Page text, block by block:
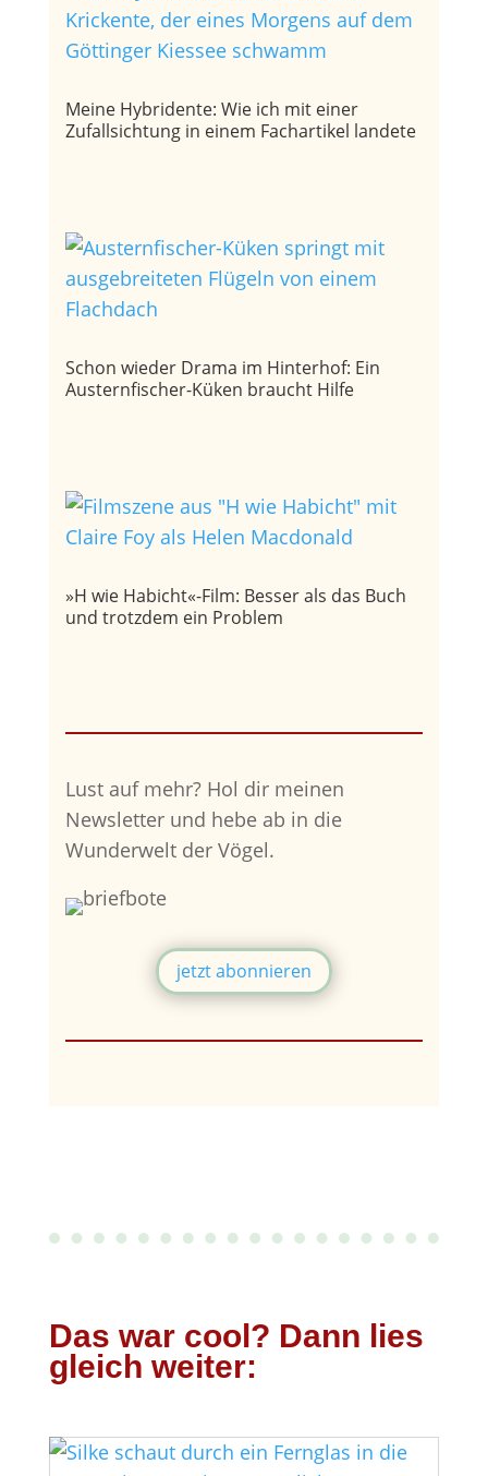
Meine Hybridente: Wie ich mit einer
Zufallsichtung in einem Fachartikel landete
Schon wieder Drama im Hinterhof: Ein
Austernfischer-Küken braucht Hilfe
»H wie Habicht«-Film: Besser als das Buch
und trotzdem ein Problem
Lust auf mehr? Hol dir meinen
Newsletter und hebe ab in die
Wunderwelt der Vögel.
jetzt abonnieren
Das war cool? Dann lies
gleich weiter: